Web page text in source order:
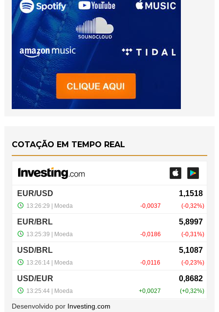
COTAÇÃO EM TEMPO REAL
Desenvolvido por Investing.com